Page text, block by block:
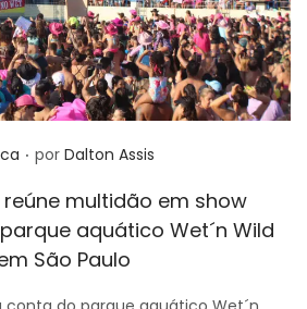
in. por Dalton Assis
multidão em show
aquático Wet´n Wild
São Paulo